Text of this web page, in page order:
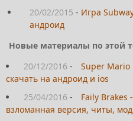
20/02/2015 - Игра
андроид
Новые материалы по этой
20/12/2016 -
Super Mario
скачать на андроид и ios
25/04/2016 -
Faily Brakes
взломанная версия, читы,